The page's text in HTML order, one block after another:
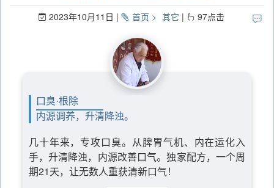
2023年10月11日 首页 其它 97点击
口臭·根除
内源调养，升清降浊。
几十年来，专攻口臭。从脾胃气机、内在运化入
手，升清降浊，内源改善口气。独家配方，一个周
期21天，让无数人重获清新口气！